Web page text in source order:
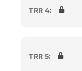
TRR 4:
TRR 5: